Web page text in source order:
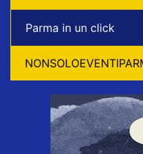
Parma in un click